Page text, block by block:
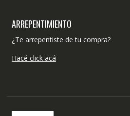
ARREPENTIMIENTO
¿Te arrepentiste de tu compra?
Hacé click acá